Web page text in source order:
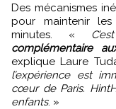
Des mécanismes
pour maintenir
minutes. «
complémentaire
explique Laure
l’expérience est
cœur de Paris.
enfants. »